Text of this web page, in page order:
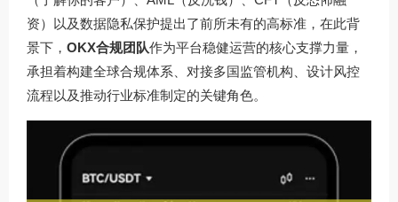
资）以及数据隐私保护提出了前所未有的高标准，在此背
景下， OKX合规团队作为平台稳健运营的核心支撑力量，
承担着构建全球合规体系、对接多国监管机构、设计风控
流程以及推动行业标准制定的关键角色。